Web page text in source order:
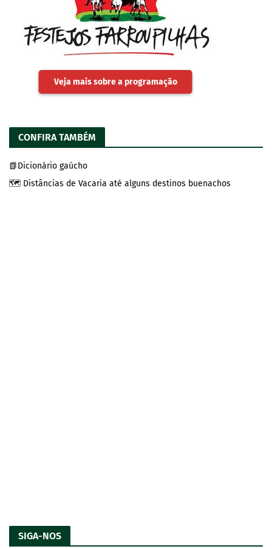
Veja mais sobre a programação
CONFIRA TAMBÉM
📗Dicionário gaúcho
🗺️ Distâncias de Vacaria até alguns destinos buenachos
SIGA-NOS